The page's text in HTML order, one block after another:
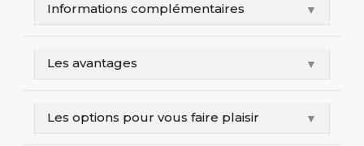
Informations complémentaires ▼
Les avantages ▼
Les options pour vous faire plaisir ▼